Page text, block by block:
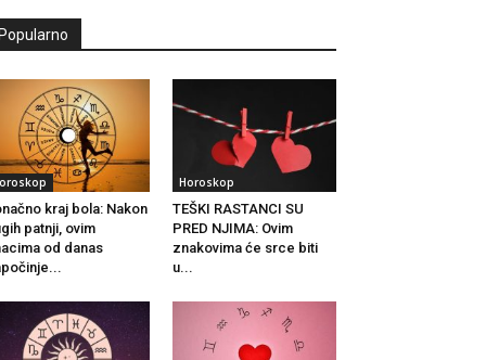
Popularno
kraj bola: Nakon
patnji, ovim
od danas
Horoskop
TEŠKI RASTANCI SU
PRED NJIMA: Ovim
znakovima će srce biti
u...